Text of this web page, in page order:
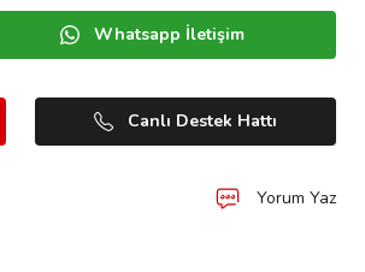
Whatsapp İletişim
Canlı Destek Hattı
Yorum Yaz